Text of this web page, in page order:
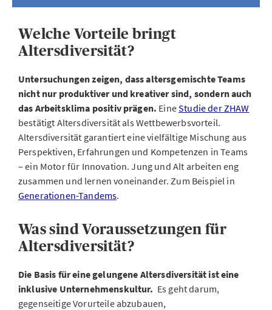
Welche Vorteile bringt
Altersdiversität?
Untersuchungen zeigen, dass altersgemischte Teams
nicht nur produktiver und kreativer sind, sondern auch
das Arbeitsklima positiv prägen. EineStudie der ZHAW
bestätigt Altersdiversität als Wettbewerbsvorteil.
Altersdiversität garantiert eine vielfältige Mischung aus
Perspektiven, Erfahrungen und Kompetenzen in Teams
– ein Motor für Innovation. Jung und Alt arbeiten eng
zusammen und lernen voneinander. Zum Beispiel in
Generationen-Tandems.
Was sind Voraussetzungen für
Altersdiversität?
Die Basis für eine gelungene Altersdiversität ist eine
inklusive Unternehmenskultur. Es geht darum,
gegenseitige Vorurteile abzubauen,